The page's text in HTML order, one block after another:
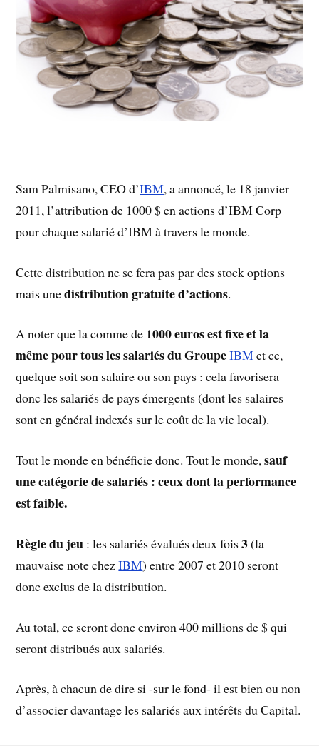
Sam Palmisano, CEO d’IBM, a annoncé, le 18 janvier
2011, l’attribution de 1000 $ en actions d’IBM Corp
pour chaque salarié d’IBM à travers le monde.
Cette distribution ne se fera pas par des stock options
mais unedistribution gratuite d’actions.
A noter que la comme de 1000 euros est fixe et la
même pour tous les salariés du GroupeIBMet ce,
quelque soit son salaire ou son pays : cela favorisera
donc les salariés de pays émergents (dont les salaires
sont en général indexés sur le coût de la vie local).
Tout le monde en bénéficie donc. Tout le monde,sauf
une catégorie de salariés : ceux dont la performance
est faible.
Règle du jeu : les salariés évalués deux fois3(la
mauvaise note chezIBM) entre 2007 et 2010 seront
donc exclus de la distribution.
Au total, ce seront donc environ 400 millions de $ qui
seront distribués aux salariés.
Après, à chacun de dire si -sur le fond- il est bien ou non
d’associer davantage les salariés aux intérêts du Capital.